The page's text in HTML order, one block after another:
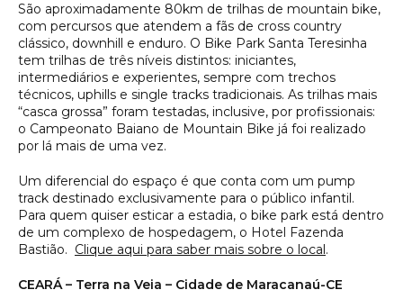
São aproximadamente 80km de trilhas de mountain bike,
com percursos que atendem a fãs de cross country
clássico, downhill e enduro. O Bike Park Santa Teresinha
tem trilhas de três níveis distintos: iniciantes,
intermediários e experientes, sempre com trechos
técnicos, uphills e single tracks tradicionais. As trilhas mais
“casca grossa” foram testadas, inclusive, por profissionais:
o Campeonato Baiano de Mountain Bike já foi realizado
por lá mais de uma vez.
Um diferencial do espaço é que conta com um pump
track destinado exclusivamente para o público infantil.
Para quem quiser esticar a estadia, o bike park está dentro
de um complexo de hospedagem, o Hotel Fazenda
Bastião. Clique aqui para saber mais sobre o local.
CEARÁ – Terra na Veia – Cidade de Maracanaú-CE